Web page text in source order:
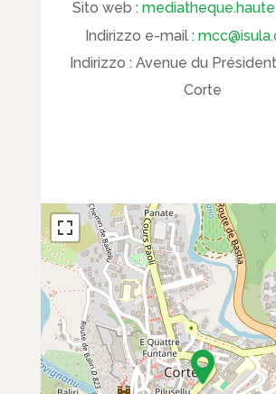
Sito web :
Indirizzo e-mail :
Indirizzo : Avenue du
Corte